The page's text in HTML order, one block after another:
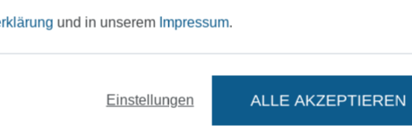
Auch für Fortgeschrittene Näher ist ab
dabei.Hinter mir steht ein Großes Team, das
bevor sie auf den Markt kommen, auf
ist schöner, als sich seine Kleidung selbst zu
Bänder Nähzubehör
und in unserem Impressum.
Einstellungen ALLE AKZEPTIEREN